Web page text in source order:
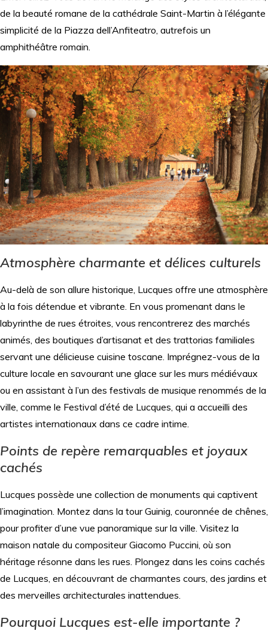
de la beauté romane de la cathédrale Saint-Martin à l’élégante
simplicité de la Piazza dell’Anfiteatro, autrefois un
amphithéâtre romain.
Atmosphère charmante et délices culturels
Au-delà de son allure historique, Lucques offre une atmosphère
à la fois détendue et vibrante. En vous promenant dans le
labyrinthe de rues étroites, vous rencontrerez des marchés
animés, des boutiques d’artisanat et des trattorias familiales
servant une délicieuse cuisine toscane. Imprégnez-vous de la
culture locale en savourant une glace sur les murs médiévaux
ou en assistant à l’un des festivals de musique renommés de la
ville, comme le Festival d’été de Lucques, qui a accueilli des
artistes internationaux dans ce cadre intime.
Points de repère remarquables et joyaux
cachés
Lucques possède une collection de monuments qui captivent
l’imagination. Montez dans la tour Guinig, couronnée de chênes,
pour profiter d’une vue panoramique sur la ville. Visitez la
maison natale du compositeur Giacomo Puccini, où son
héritage résonne dans les rues. Plongez dans les coins cachés
de Lucques, en découvrant de charmantes cours, des jardins et
des merveilles architecturales inattendues.
Pourquoi Lucques est-elle importante ?